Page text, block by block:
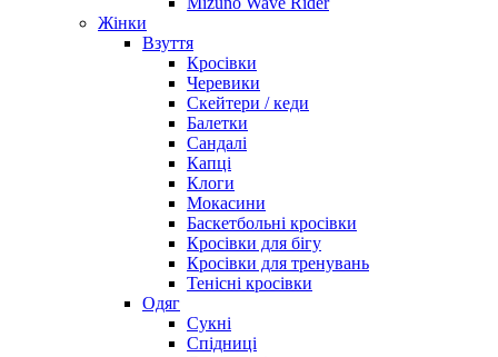
Жінки
Взуття
Кросівки
Черевики
Скейтери / кеди
Балетки
Сандалі
Капці
Клоги
Мокасини
Баскетбольні кросівки
Кросівки для бігу
Кросівки для тренувань
Тенісні кросівки
Одяг
Сукні
Спідниці